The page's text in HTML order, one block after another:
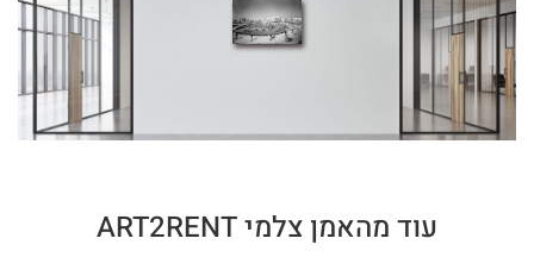
עוד מהאמן צלמי ART2RENT